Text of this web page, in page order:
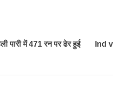
पारी में 471 रन पर ढेर हुई
Ind